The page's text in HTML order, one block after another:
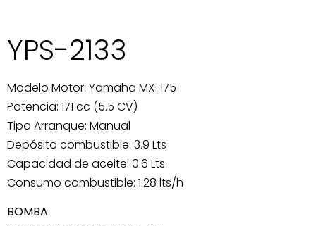
YPS-2133
Modelo Motor: Yamaha MX-175
Potencia: 171 cc (5.5 CV)
Tipo Arranque: Manual
Depósito combustible: 3.9 Lts
Capacidad de aceite: 0.6 Lts
Consumo combustible: 1.28 lts/h
BOMBA